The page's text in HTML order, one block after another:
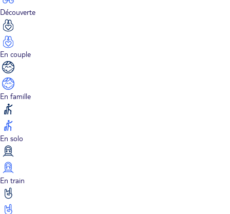
Découverte
En couple
En famille
En solo
En train